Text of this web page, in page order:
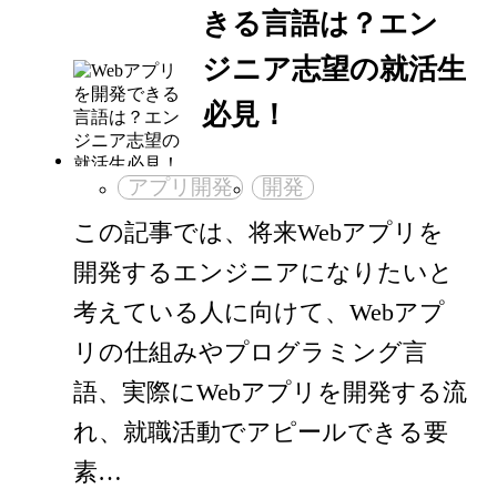
きる言語は？エン
ジニア志望の就活生
必見！
アプリ開発 開発
この記事では、将来Webアプリを
開発するエンジニアになりたいと
考えている人に向けて、Webアプ
リの仕組みやプログラミング言
語、実際にWebアプリを開発する流
れ、就職活動でアピールできる要
素…